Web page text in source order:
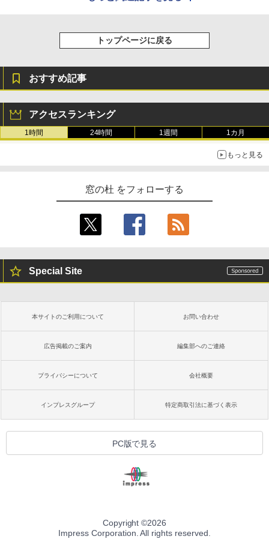
トップページに戻る
おすすめ記事
アクセスランキング
1時間 24時間 1週間 1カ月
もっと見る
窓の杜 をフォローする
Special Site
本サイトのご利用について お問い合わせ
広告掲載のご案内 編集部へのご連絡
プライバシーについて 会社概要
インプレスグループ 特定商取引法に基づく表示
PC版で見る
Copyright ©2026
Impress Corporation. All rights reserved.